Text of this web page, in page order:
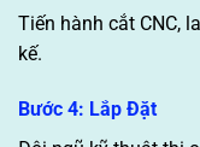
Tiến hành cắt CNC,
kế.
Bước 4: Lắp Đặt